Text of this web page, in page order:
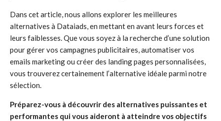
Dans cet article, nous allons explorer les meilleures
alternatives à Dataiads, en mettant en avant leurs forces et
leurs faiblesses. Que vous soyez à la recherche d’une solution
pour gérer vos campagnes publicitaires, automatiser vos
emails marketing ou créer des landing pages personnalisées,
vous trouverez certainement l’alternative idéale parmi notre
sélection.
Préparez-vous à découvrir des alternatives puissantes et
performantes qui vous aideront à atteindre vos objectifs